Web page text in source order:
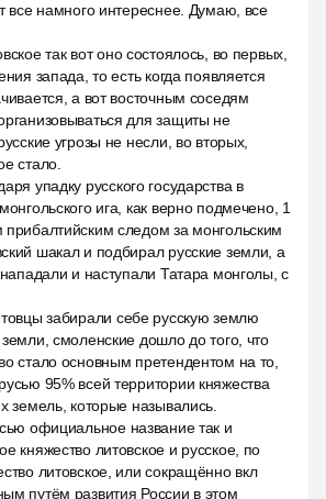
все намного интереснее. Думаю, все
так вот оно состоялось, во первых,
запада, то есть когда появляется
а вот восточным соседям
для защиты не
угрозы не несли, во вторых,
стало.
упадку русского государства в
ига, как верно подмечено, 1
прибалтийским следом за монгольским
шакал и подбирал русские земли, а
и наступали Татара монголы, с
забирали себе русскую землю
смоленские дошло до того, что
стало основным претендентом на то,
95% всей территории княжества
земель, которые назывались.
официальное название так и
княжество литовское и русское, по
литовское, или сокращённо вкл
путём развития России в этом